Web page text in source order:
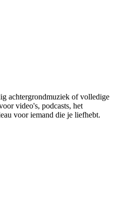
achtergrondmuziek of volledige
video's, podcasts, het
voor iemand die je liefhebt.